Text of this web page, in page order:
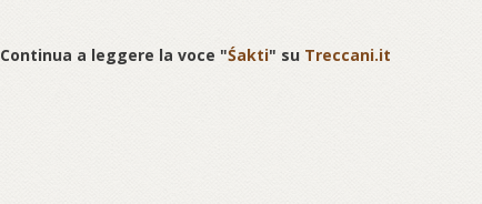
Continua a leggere la voce "Śakti" su Treccani.it